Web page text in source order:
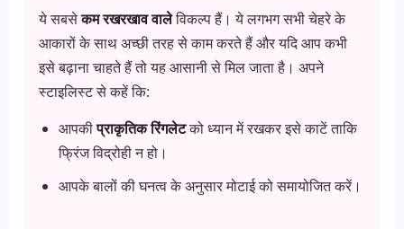
ये सबसेकम रखरखाव वालेविकल्प हैं। ये लगभग सभी चेहरे के
आकारों के साथ अच्छी तरह से काम करते हैं और यदि आप कभी
इसे बढ़ाना चाहते हैं तो यह आसानी से मिल जाता है। अपने
स्टाइलिस्ट से कहें कि:
आपकीप्राकृतिक रिंगलेटको ध्यान में रखकर इसे काटें ताकि
फ्रिंज विद्रोही न हो।
आपके बालों की घनत्व के अनुसार मोटाई को समायोजित करें।